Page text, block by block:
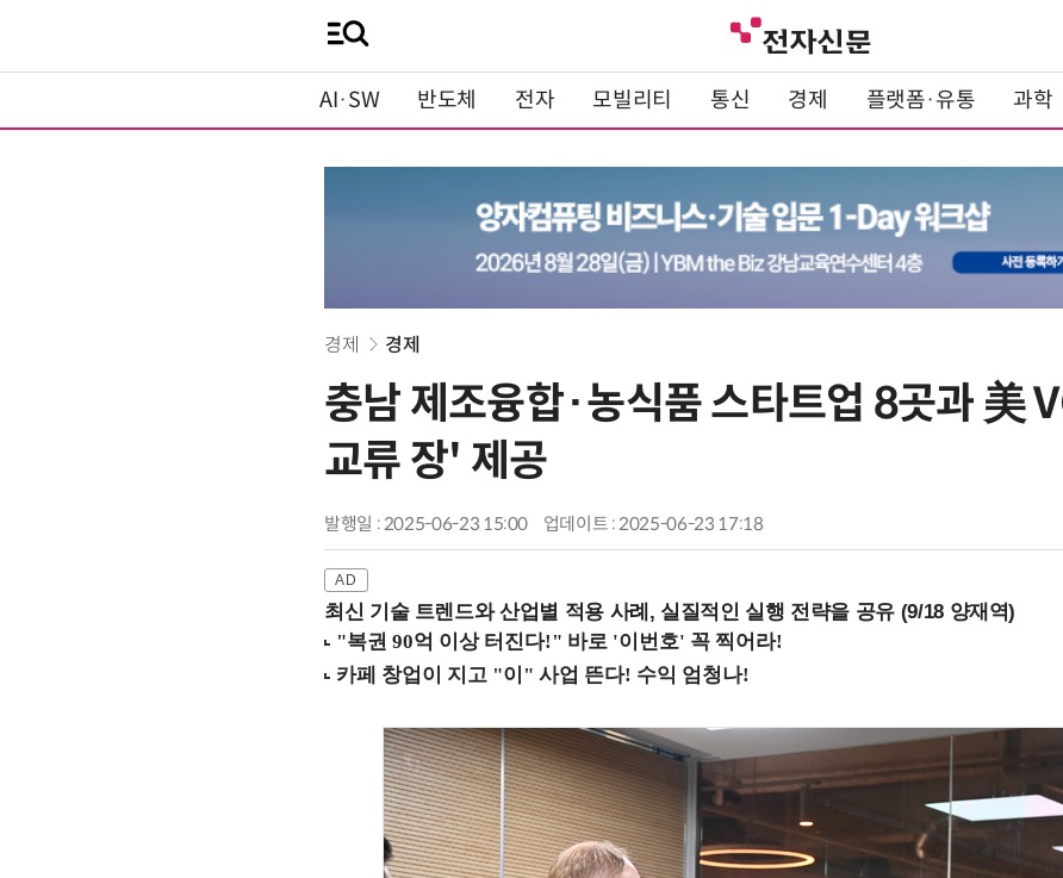
AI·SW 반도체 전자 모빌리티 통신 경제 플랫폼·유통 과학
경제 경제
충남 제조융합·농식품 스타트업 8곳과 美
교류 장' 제공
발행일 : 2025-06-23 15:00 업데이트 : 2025-06-23 17:18
최신 기술 트렌드와 산업별 적용 사례, 실질적인 실행 전략을 공유 (9/18 양재역)